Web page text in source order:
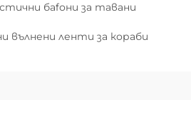
бafони за тавани
вълнени ленти за кораби